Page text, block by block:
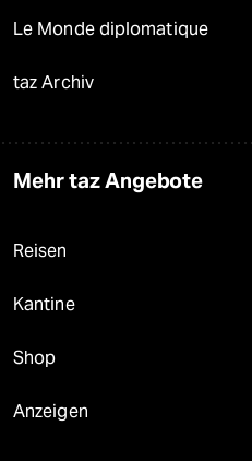
Le Monde diplomatique
taz Archiv
Mehr taz Angebote
Reisen
Kantine
Shop
Anzeigen